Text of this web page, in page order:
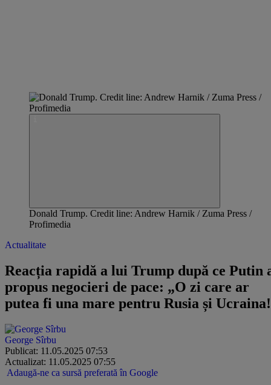
Donald Trump. Credit line: Andrew Harnik / Zuma Press /
Profimedia
Actualitate
Reacția rapidă a lui Trump după ce Putin
propus negocieri de pace: „O zi care ar
putea fi una mare pentru Rusia și
George Sîrbu
Publicat: 11.05.2025 07:53
Actualizat: 11.05.2025 07:55
Adaugă-ne ca sursă preferată în Google